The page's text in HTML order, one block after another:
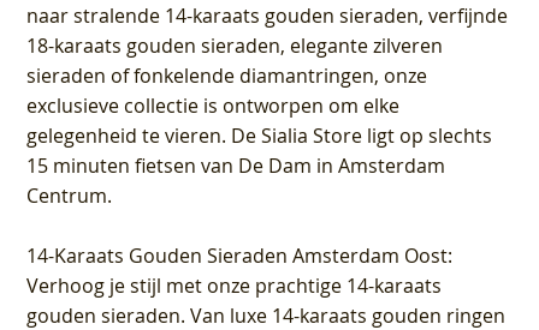
naar stralende 14-karaats gouden sieraden, verfijnde
18-karaats gouden sieraden, elegante zilveren
sieraden of fonkelende diamantringen, onze
exclusieve collectie is ontworpen om elke
gelegenheid te vieren. De Sialia Store ligt op slechts
15 minuten fietsen van De Dam in Amsterdam
Centrum.
14-Karaats Gouden Sieraden Amsterdam Oost:
Verhoog je stijl met onze prachtige 14-karaats
gouden sieraden. Van luxe 14-karaats gouden ringen